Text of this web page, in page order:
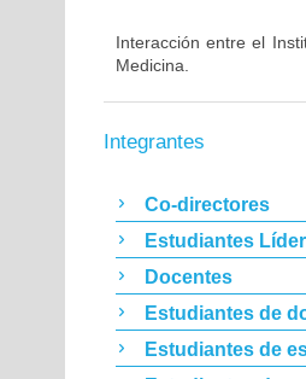
Interacción entre el
Medicina.
Integrantes
Co-directores
Estudiantes
Docentes
Estudiantes de
Estudiantes de